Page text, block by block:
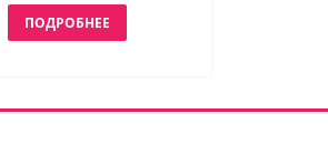
ПОДРОБНЕЕ